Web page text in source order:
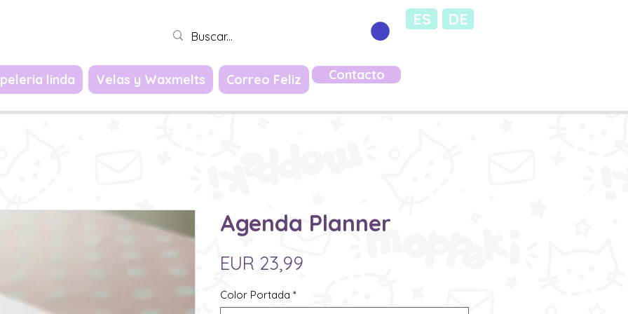
ES DE
linda Velas y Waxmelts Correo Feliz Contacto
Agenda Planner
EUR 23,99
Color Portada *